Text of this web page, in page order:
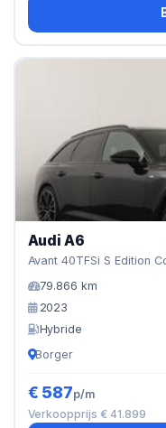
Audi A6
Avant 40TFSi S Edition
79.866 km
2023
Hybride
Borger
€ 587p/m
Verkoopprijs € 41.899